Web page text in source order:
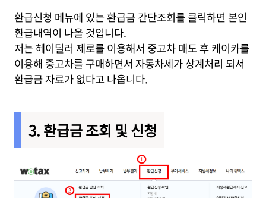
환급신청 메뉴에 있는 환급금 간단조회를 클릭하면 본인
환급내역이 나올 것입니다.
저는 헤이딜러 제로를 이용해서 중고차 매도 후 케이카를
이용해 중고차를 구매하면서 자동차세가 상계처리 되서
환급금 자료가 없다고 나옵니다.
3. 환급금 조회 및 신청